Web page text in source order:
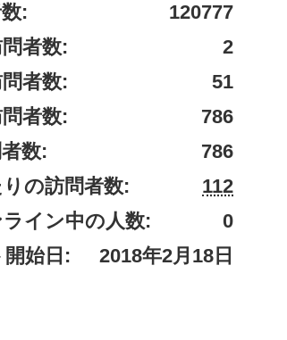
120777
:
2
者数:
51
者数:
786
者数:
786
数:
112
の訪問者数:
0
イン中の人数:
2018年2月18日
始日: